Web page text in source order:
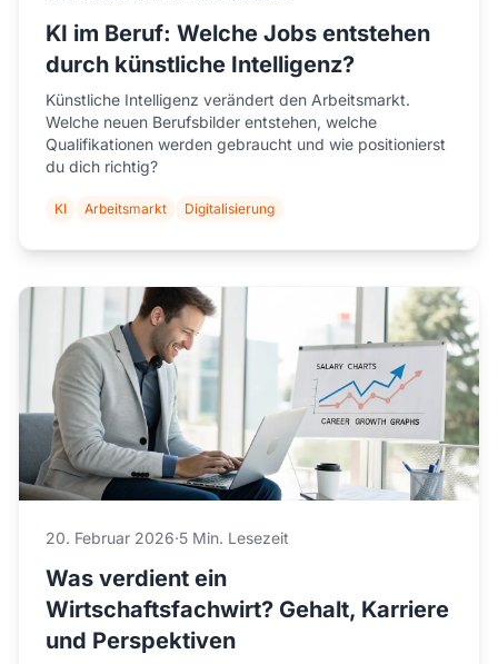
KI im Beruf: Welche Jobs entstehen
durch künstliche Intelligenz?
Künstliche Intelligenz verändert den Arbeitsmarkt.
Welche neuen Berufsbilder entstehen, welche
Qualifikationen werden gebraucht und wie positionierst
du dich richtig?
KI Arbeitsmarkt Digitalisierung
20. Februar 2026·5 Min. Lesezeit
Was verdient ein
Wirtschaftsfachwirt? Gehalt, Karriere
und Perspektiven